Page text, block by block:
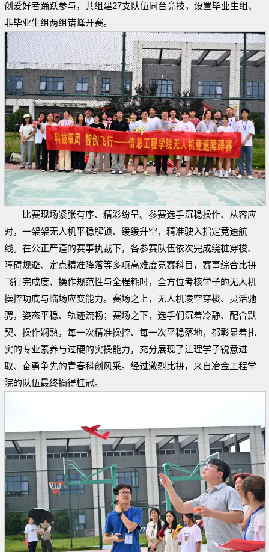
创爱好者踊跃参与，共组建27支队伍同台竞技，设置毕业生组、
非毕业生组两组错峰开赛。
比赛现场紧张有序、精彩纷呈。参赛选手沉稳操作、从容应
对，一架架无人机平稳解锁、缓缓升空，精准驶入指定竞速航
线。在公正严谨的赛事执裁下，各参赛队伍依次完成绕桩穿梭、
障碍规避、定点精准降落等多项高难度竞赛科目，赛事综合比拼
飞行完成度、操作规范性与全程耗时，全方位考核学子的无人机
操控功底与临场应变能力。赛场之上，无人机凌空穿梭、灵活驰
骋，姿态平稳、轨迹流畅；赛场之下，选手们沉着冷静、配合默
契、操作娴熟，每一次精准操控、每一次平稳落地，都彰显着扎
实的专业素养与过硬的实操能力，充分展现了江理学子锐意进
取、奋勇争先的青春科创风采。经过激烈比拼，来自冶金工程学
院的队伍最终摘得桂冠。